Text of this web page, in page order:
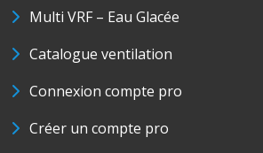
Multi VRF – Eau Glacée
Catalogue ventilation
Connexion compte pro
Créer un compte pro